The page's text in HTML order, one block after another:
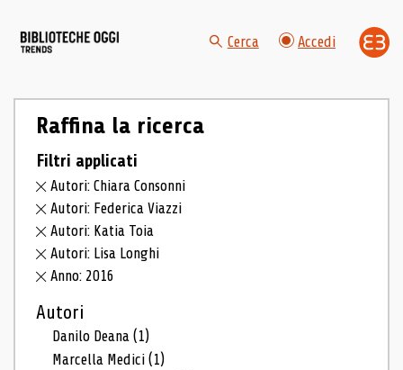
Cerca Accedi
Raffina la ricerca
Filtri applicati
Autori: Chiara Consonni
Autori: Federica Viazzi
Autori: Katia Toia
Autori: Lisa Longhi
Anno: 2016
Autori
Danilo Deana(1)
Marcella Medici(1)